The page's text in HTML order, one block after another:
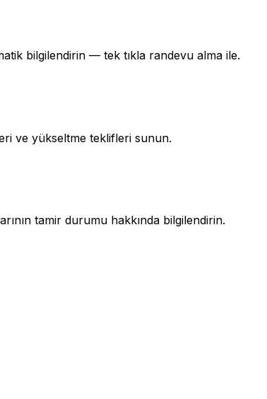
bilgilendirin — tek tıkla randevu alma ile.
ve yükseltme teklifleri sunun.
tamir durumu hakkında bilgilendirin.